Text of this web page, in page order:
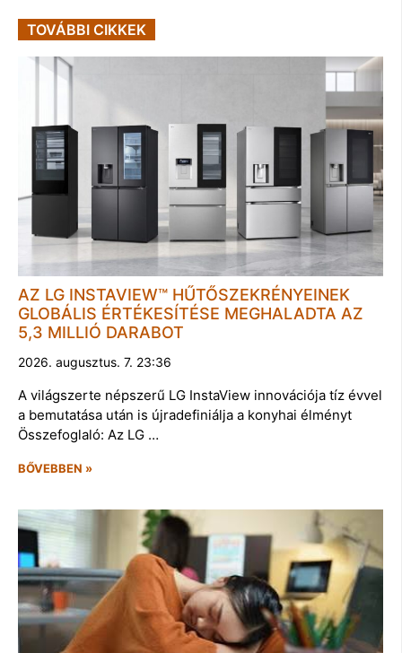
TOVÁBBI CIKKEK
AZ LG INSTAVIEW™ HŰTŐSZEKRÉNYEINEK
GLOBÁLIS ÉRTÉKESÍTÉSE MEGHALADTA AZ
5,3 MILLIÓ DARABOT
2026. augusztus. 7. 23:36
A világszerte népszerű LG InstaView innovációja tíz évvel
a bemutatása után is újradefiniálja a konyhai élményt
Összefoglaló: Az LG …
BŐVEBBEN »